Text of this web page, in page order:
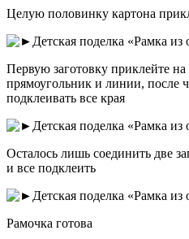
Целую половинку картона
Первую заготовку приклейте на
прямоугольник и линии, после
подклеивать все края
Осталось лишь соединить две
и все подклеить
Рамочка готова